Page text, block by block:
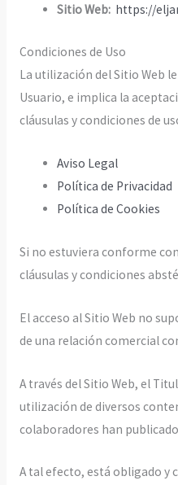
Sitio Web: https://
Condiciones de Uso
La utilización del Sitio Web
Usuario, e implica la
cláusulas y condiciones de
Aviso Legal
Política de Privacidad
Política de Cookies
Si no estuviera conforme
cláusulas y condiciones
El acceso al Sitio Web no
de una relación comercial
A través del Sitio Web, el
utilización de diversos
colaboradores han
A tal efecto, está obligado y